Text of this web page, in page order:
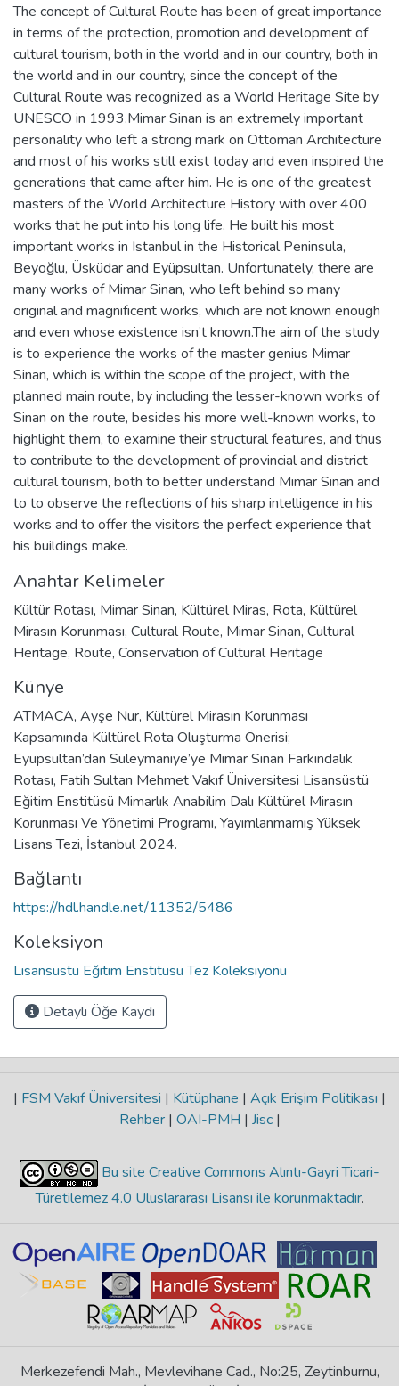
The concept of Cultural Route has been of great importance
in terms of the protection, promotion and development of
cultural tourism, both in the world and in our country, both in
the world and in our country, since the concept of the
Cultural Route was recognized as a World Heritage Site by
UNESCO in 1993.Mimar Sinan is an extremely important
personality who left a strong mark on Ottoman Architecture
and most of his works still exist today and even inspired the
generations that came after him. He is one of the greatest
masters of the World Architecture History with over 400
works that he put into his long life. He built his most
important works in Istanbul in the Historical Peninsula,
Beyoğlu, Üsküdar and Eyüpsultan. Unfortunately, there are
many works of Mimar Sinan, who left behind so many
original and magnificent works, which are not known enough
and even whose existence isn’t known.The aim of the study
is to experience the works of the master genius Mimar
Sinan, which is within the scope of the project, with the
planned main route, by including the lesser-known works of
Sinan on the route, besides his more well-known works, to
highlight them, to examine their structural features, and thus
to contribute to the development of provincial and district
cultural tourism, both to better understand Mimar Sinan and
to to observe the reflections of his sharp intelligence in his
works and to offer the visitors the perfect experience that
his buildings make.
Anahtar Kelimeler
Kültür Rotası, Mimar Sinan, Kültürel Miras, Rota, Kültürel
Mirasın Korunması, Cultural Route, Mimar Sinan, Cultural
Heritage, Route, Conservation of Cultural Heritage
Künye
ATMACA, Ayşe Nur, Kültürel Mirasın Korunması
Kapsamında Kültürel Rota Oluşturma Önerisi;
Eyüpsultan’dan Süleymaniye’ye Mimar Sinan Farkındalık
Rotası, Fatih Sultan Mehmet Vakıf Üniversitesi Lisansüstü
Eğitim Enstitüsü Mimarlık Anabilim Dalı Kültürel Mirasın
Korunması Ve Yönetimi Programı, Yayımlanmamış Yüksek
Lisans Tezi, İstanbul 2024.
Bağlantı
https://hdl.handle.net/11352/5486
Koleksiyon
Lisansüstü Eğitim Enstitüsü Tez Koleksiyonu
Detaylı Öğe Kaydı
| FSM Vakıf Üniversitesi | Kütüphane | Açık Erişim Politikası |
Rehber | OAI-PMH | Jisc |
Bu site Creative Commons Alıntı-Gayri Ticari-
Türetilemez 4.0 Uluslararası Lisansı ile korunmaktadır.
Merkezefendi Mah., Mevlevihane Cad., No:25, Zeytinburnu,